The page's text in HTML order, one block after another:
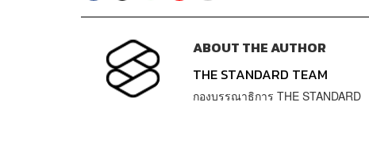
ABOUT THE AUTHOR
THE STANDARD TEAM
กองบรรณาธิการ THE STANDARD